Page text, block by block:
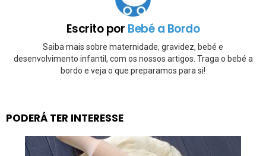
Escrito por Bebé a Bordo
Saiba mais sobre maternidade, gravidez, bebé e
desenvolvimento infantil, com os nossos artigos. Traga o bebé a
bordo e veja o que preparamos para si!
PODERÁ TER INTERESSE